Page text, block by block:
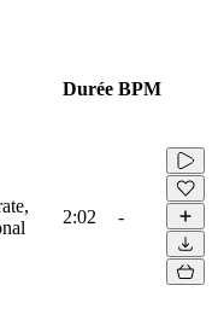
Durée BPM
2:02 -